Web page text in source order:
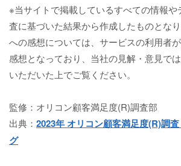
※当サイトで掲載しているすべての情報や
査に基づいた結果から作成したものとな
への感想については、サービスの利用者
感想となっており、当社の見解・意見で
いただいた上でご覧ください。
監修：オリコン顧客満足度(R)調査部
出典： 2023年 オリコン顧客満足度(R)調
グ